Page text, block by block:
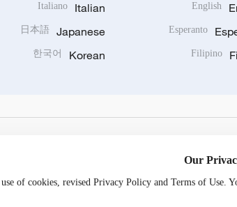
English
Esperanto
Filipino
Italian
Italiano
Japanese
日本語
Korean
한국어
Our
of cookies, revised Privacy Policy and Terms of Use.